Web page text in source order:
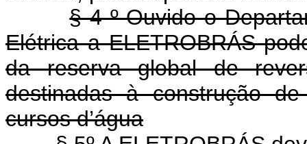
§ 4 º Ouvido o
Elétrica a ELETROBRÁS
da reserva global de
destinadas à construção
cursos d’água